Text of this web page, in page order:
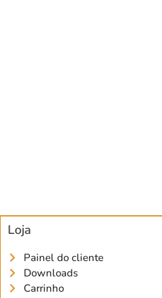
Loja
Painel do cliente
Downloads
Carrinho